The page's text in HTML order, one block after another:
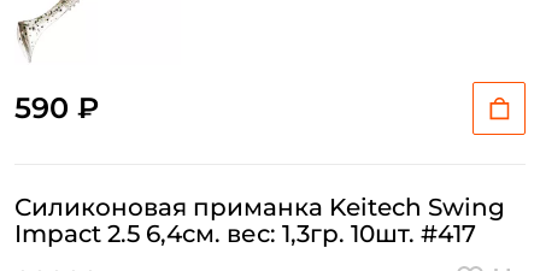
590 ₽
Силиконовая приманка Keitech Swing
Impact 2.5 6,4см. вес: 1,3гр. 10шт. #417